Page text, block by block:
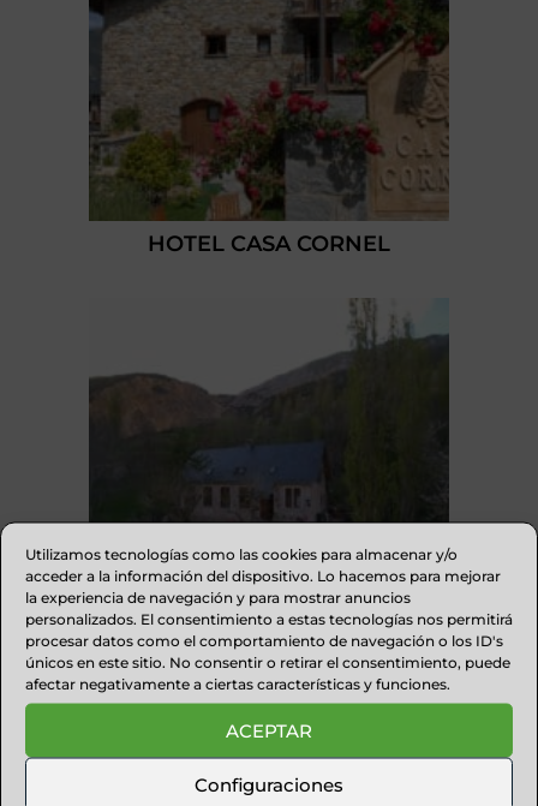
Utilizamos tecnologías como las cookies para almacenar y/o
acceder a la información del dispositivo. Lo hacemos para mejorar
la experiencia de navegación y para mostrar anuncios
personalizados. El consentimiento a estas tecnologías nos permitirá
procesar datos como el comportamiento de navegación o los ID's
únicos en este sitio. No consentir o retirar el consentimiento, puede
afectar negativamente a ciertas características y funciones.
ACEPTAR
Configuraciones
HOTEL CASA CORNEL
ALBERGUE DE SIN